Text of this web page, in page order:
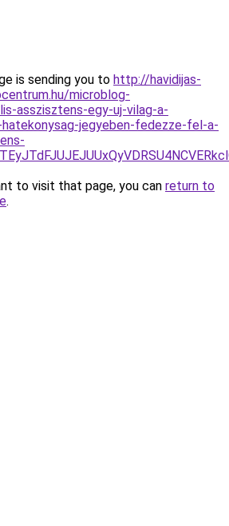
is sending you to http://havidijas-
microblog-
asszisztens-egy-uj-vilag-a-
jegyeben-fedezze-fel-a-
to visit that page, you can return to
.